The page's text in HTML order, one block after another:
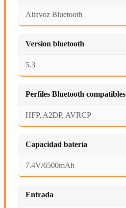
Altavoz Bluetooth
Version bluetooth
5.3
Perfiles Bluetooth compatibles
HFP, A2DP, AVRCP
Capacidad batería
7.4V/6500mAh
Entrada